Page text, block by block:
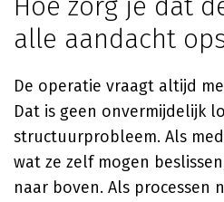
alle aandacht
De operatie vraagt altijd
Dat is geen onvermijdelijk
structuurprobleem. Als
wat ze zelf mogen
naar boven. Als processen